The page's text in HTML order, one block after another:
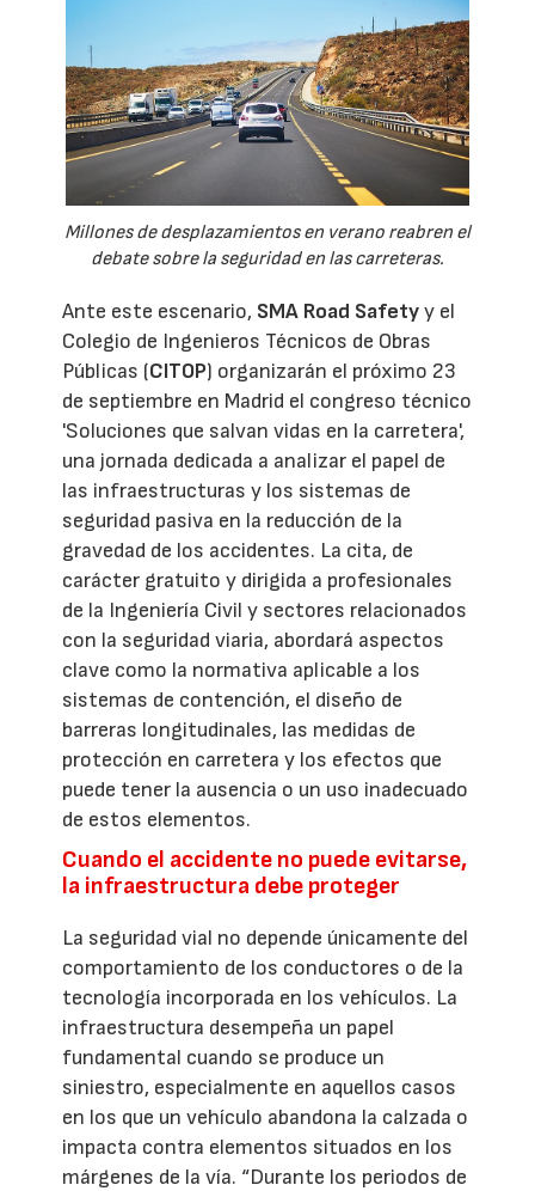
Millones de desplazamientos en verano reabren el
debate sobre la seguridad en las carreteras.
Ante este escenario, SMA Road Safetyy el
Colegio de Ingenieros Técnicos de Obras
Públicas (CITOP) organizarán el próximo 23
de septiembre en Madrid el congreso técnico
'Soluciones que salvan vidas en la carretera',
una jornada dedicada a analizar el papel de
las infraestructuras y los sistemas de
seguridad pasiva en la reducción de la
gravedad de los accidentes. La cita, de
carácter gratuito y dirigida a profesionales
de la Ingeniería Civil y sectores relacionados
con la seguridad viaria, abordará aspectos
clave como la normativa aplicable a los
sistemas de contención, el diseño de
barreras longitudinales, las medidas de
protección en carretera y los efectos que
puede tener la ausencia o un uso inadecuado
de estos elementos.
Cuando el accidente no puede evitarse,
la infraestructura debe proteger
La seguridad vial no depende únicamente del
comportamiento de los conductores o de la
tecnología incorporada en los vehículos. La
infraestructura desempeña un papel
fundamental cuando se produce un
siniestro, especialmente en aquellos casos
en los que un vehículo abandona la calzada o
impacta contra elementos situados en los
márgenes de la vía. “Durante los periodos de